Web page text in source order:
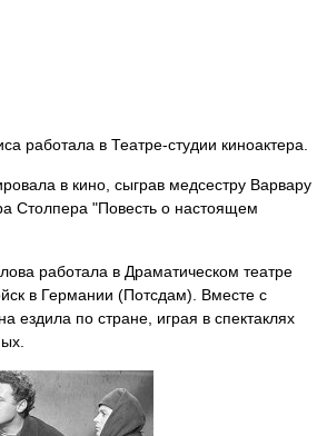
работала в Театре-студии киноактера.
в кино, сыграв медсестру Варвару
Столпера "Повесть о настоящем
работала в Драматическом театре
в Германии (Потсдам). Вместе с
ездила по стране, играя в спектаклях